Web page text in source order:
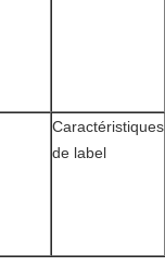
Caractéristiques
de label